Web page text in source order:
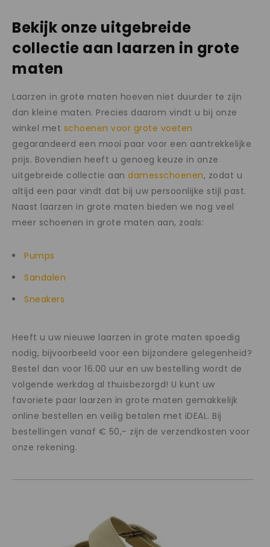
Bekijk onze uitgebreide
collectie aan laarzen in grote
maten
Laarzen in grote maten hoeven niet duurder te zijn
dan kleine maten. Precies daarom vindt u bij onze
winkel met schoenen voor grote voeten
gegarandeerd een mooi paar voor een aantrekkelijke
prijs. Bovendien heeft u genoeg keuze in onze
uitgebreide collectie aan damesschoenen, zodat u
altijd een paar vindt dat bij uw persoonlijke stijl past.
Naast laarzen in grote maten bieden we nog veel
meer schoenen in grote maten aan, zoals:
Pumps
Sandalen
Sneakers
Heeft u uw nieuwe laarzen in grote maten spoedig
nodig, bijvoorbeeld voor een bijzondere gelegenheid?
Bestel dan voor 16.00 uur en uw bestelling wordt de
volgende werkdag al thuisbezorgd! U kunt uw
favoriete paar laarzen in grote maten gemakkelijk
online bestellen en veilig betalen met iDEAL. Bij
bestellingen vanaf € 50,- zijn de verzendkosten voor
onze rekening.